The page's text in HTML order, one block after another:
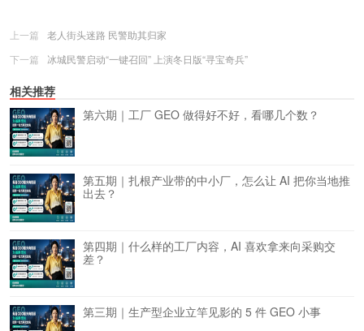
上一篇
老人街头迷路 民警助其归家
下一篇
冰城民警启动“一键召回” 上演冬日版“寻宝奇兵”
相关推荐
第六期｜工厂 GEO 做得好不好，看哪几个数？
第五期｜扎根产业带的中小厂，怎么让 AI 把你当地推
出去？
第四期｜什么样的工厂内容，AI 喜欢拿来向采购交
差？
第三期｜生产型企业立竿见影的 5 件 GEO 小事